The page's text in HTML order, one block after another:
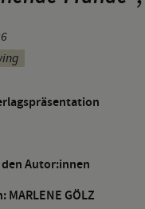
Autor:innen
GÖLZ